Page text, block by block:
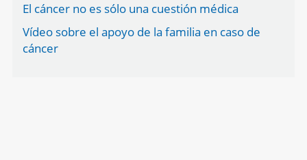
El cáncer no es sólo una cuestión médica
Vídeo sobre el apoyo de la familia en caso de
cáncer